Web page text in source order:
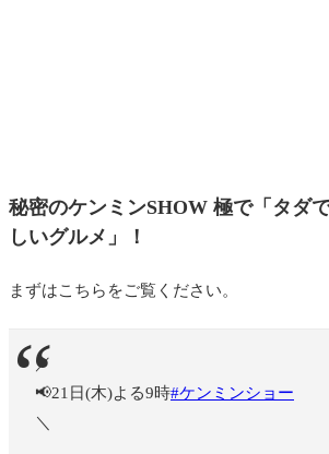
秘密のケンミンSHOW 極で「 タダ
しいグルメ 」！
まずはこちらをご覧ください。
／
📢21日(木)よる9時#ケンミンショー
＼